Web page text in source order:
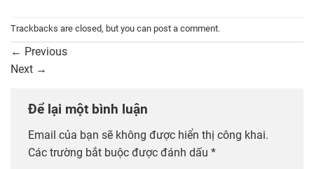
Trackbacks are closed, but you can post a comment.
← Previous
Next →
Để lại một bình luận
Email của bạn sẽ không được hiển thị công khai.
Các trường bắt buộc được đánh dấu *